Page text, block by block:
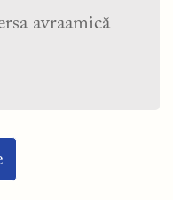
avraamică